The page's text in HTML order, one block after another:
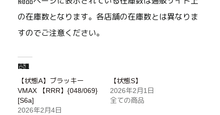
の在庫数となります。各店舗の在庫数とは異なりま
すのでご注意ください。
関連
【状態A】ブラッキー
VMAX 【RRR】{048/069}
[S6a]
2026年2月4日
【状態S】
2026年2月1日
全ての商品